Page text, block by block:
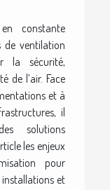
constante
de ventilation
la sécurité,
de l’air. Face
et à
il
solutions
les enjeux
pour
et